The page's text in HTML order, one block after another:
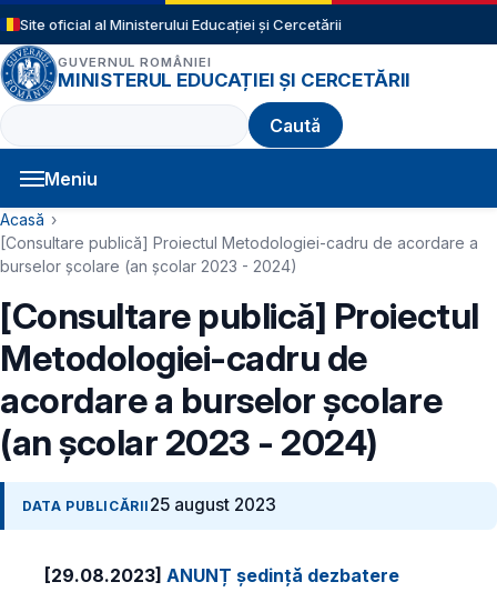
Sari la conținutul principal
Site oficial al Ministerului Educației și Cercetării
GUVERNUL ROMÂNIEI
MINISTERUL EDUCAȚIEI ȘI CERCETĂRII
Caută
Meniu
Navigație principală
Cale de navigare
Acasă
[Consultare publică] Proiectul Metodologiei-cadru de acordare a
burselor școlare (an școlar 2023 - 2024)
[Consultare publică] Proiectul
Metodologiei-cadru de
acordare a burselor școlare
(an școlar 2023 - 2024)
DATA PUBLICĂRII 25 august 2023
[29.08.2023] ANUNȚ ședință dezbatere